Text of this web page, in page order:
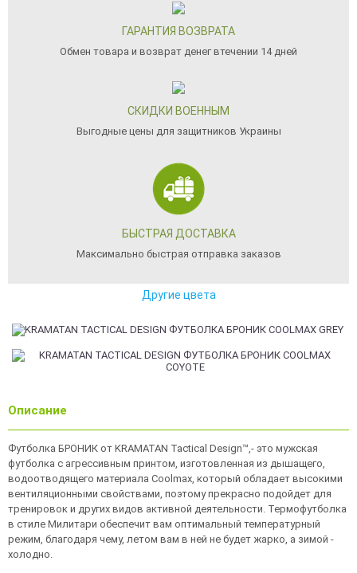
ГАРАНТИЯ ВОЗВРАТА
Обмен товара и возврат денег втечении 14 дней
СКИДКИ ВОЕННЫМ
Выгодные цены для защитников Украины
БЫСТРАЯ ДОСТАВКА
Максимально быстрая отправка заказов
Другие цвета
Описание
Футболка БРОНИК от KRAMATAN Tactical Design™,- это мужская
футболка с агрессивным принтом, изготовленная из дышащего,
водоотводящего материала Coolmax, который обладает высокими
вентиляционными свойствами, поэтому прекрасно подойдет для
тренировок и других видов активной деятельности. Термофутболка
в стиле Милитари обеспечит вам оптимальный температурный
режим, благодаря чему, летом вам в ней не будет жарко, а зимой -
холодно.